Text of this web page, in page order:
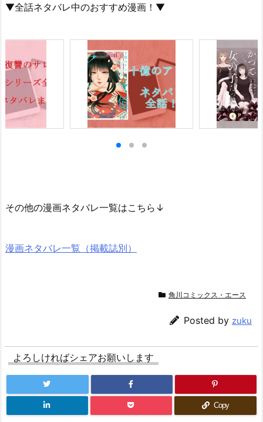
▼全話ネタバレ中のおすすめ漫画！▼
その他の漫画ネタバレ一覧はこちら↓
漫画ネタバレ一覧（掲載誌別）
角川コミックス・エース
Posted by zuku
よろしければシェアお願いします
Copy